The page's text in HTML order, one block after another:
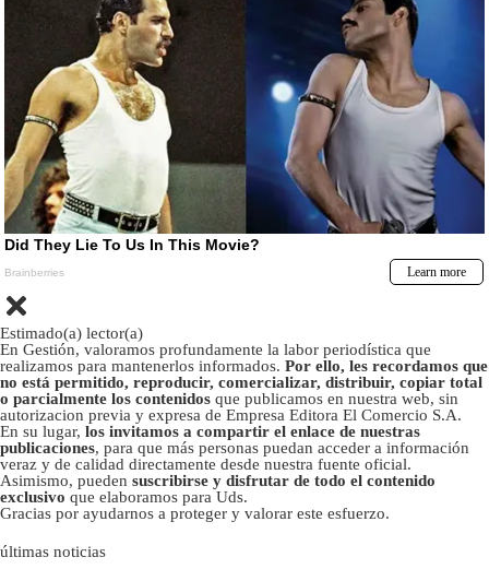
Estimado(a) lector(a)
En Gestión, valoramos profundamente la labor periodística que
realizamos para mantenerlos informados. Por ello, les recordamos que
no está permitido, reproducir, comercializar, distribuir, copiar total
o parcialmente los contenidos que publicamos en nuestra web, sin
autorizacion previa y expresa de Empresa Editora El Comercio S.A.
En su lugar, los invitamos a compartir el enlace de nuestras
publicaciones, para que más personas puedan acceder a información
veraz y de calidad directamente desde nuestra fuente oficial.
Asimismo, pueden suscribirse y disfrutar de todo el contenido
exclusivo que elaboramos para Uds.
Gracias por ayudarnos a proteger y valorar este esfuerzo.
últimas noticias